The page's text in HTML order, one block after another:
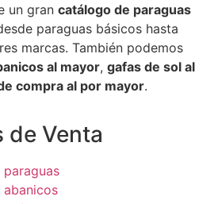
un gran catálogo de paraguas
paraguas básicos hasta
marcas. También podemos
al mayor, gafas de sol al
compra al por mayor.
de Venta
abanicos